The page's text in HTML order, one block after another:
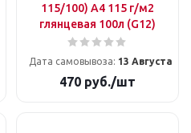
115/100) A4 115 г/м2
глянцевая 100л (G12)
Дата самовывоза: 13 Августа
470 руб./шт